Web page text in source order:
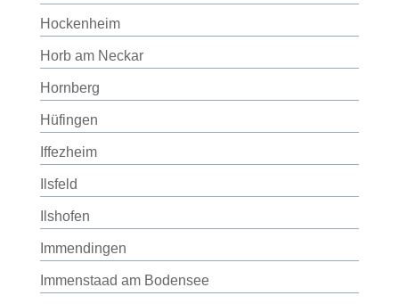
Hockenheim
Horb am Neckar
Hornberg
Hüfingen
Iffezheim
Ilsfeld
Ilshofen
Immendingen
Immenstaad am Bodensee